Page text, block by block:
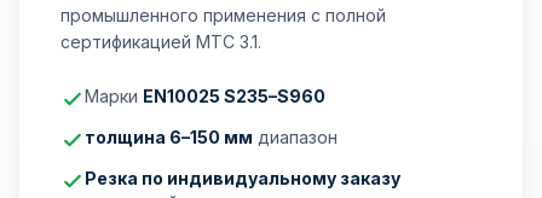
промышленного применения с полной
сертификацией MTC 3.1.
Марки EN10025 S235–S960
толщина 6–150 мм диапазон
Резка по индивидуальному заказу